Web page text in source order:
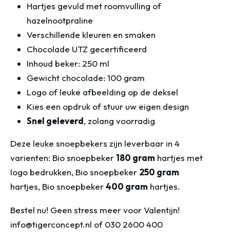
Hartjes gevuld met roomvulling of
hazelnootpraline
Verschillende kleuren en smaken
Chocolade UTZ gecertificeerd
Inhoud beker: 250 ml
Gewicht chocolade: 100 gram
Logo of leuke afbeelding op de deksel
Kies een opdruk of stuur uw eigen design
Snel geleverd, zolang voorradig
Deze leuke snoepbekers zijn leverbaar in 4
varienten: Bio snoepbeker180 gram hartjes met
logo bedrukken, Bio snoepbeker 250 gram
hartjes, Bio snoepbeker400 gram hartjes.
Bestel nu! Geen stress meer voor Valentijn!
info@tigerconcept.nl of 030 2600 400